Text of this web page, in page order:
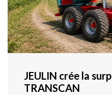
JEULIN crée la
TRANSCAN